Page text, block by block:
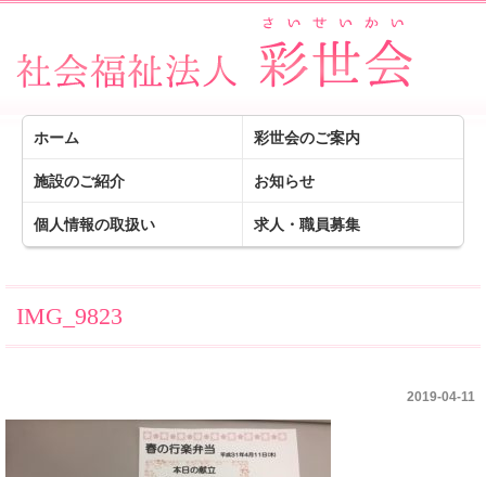
ホーム 彩世会のご案内
施設のご紹介 お知らせ
個人情報の取扱い 求人・職員募集
IMG_9823
2019-04-11